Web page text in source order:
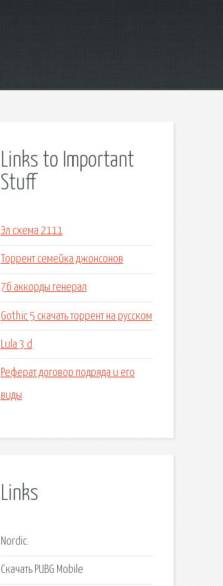
Links to Important
Stuff
Эл схема 2111
Торрент семейка джонсонов
7б аккорды генерал
Gothic 5 скачать торрент на русском
Lula 3 d
Реферат договор подряда и его
виды
Links
Nordic.
Скачать PUBG Mobile